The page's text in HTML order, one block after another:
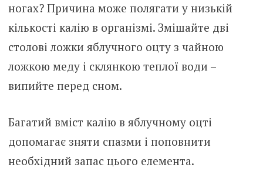
ногах? Причина може полягати у низькій
кількості калію в організмі. Змішайте дві
столові ложки яблучного оцту з чайною
ложкою меду і склянкою теплої води –
випийте перед сном.
Багатий вміст калію в яблучному оцті
допомагає зняти спазми і поповнити
необхідний запас цього елемента.